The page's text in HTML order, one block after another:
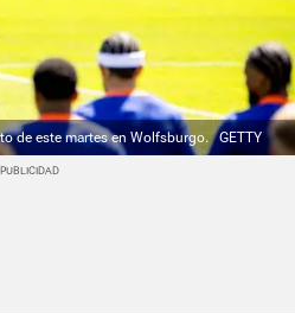
de este martes en Wolfsburgo. GETTY